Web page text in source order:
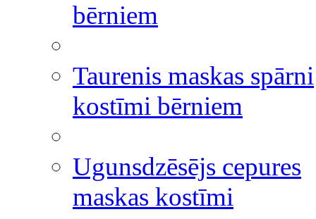
bērniem
Taurenis maskas spārni
kostīmi bērniem
Ugunsdzēsējs cepures
maskas kostīmi